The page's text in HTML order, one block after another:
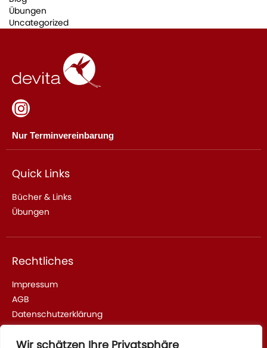
Wir schätzen Ihre Privatsphäre
Übungen
Uncategorized
Nur Terminvereinbarung
Quick Links
Bücher & Links
Übungen
Rechtliches
Impressum
AGB
Datenschutzerklärung